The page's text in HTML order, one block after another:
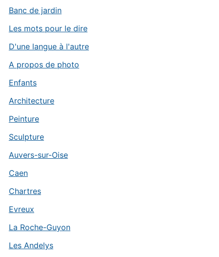
Banc de jardin
Les mots pour le dire
D'une langue à l'autre
A propos de photo
Enfants
Architecture
Peinture
Sculpture
Auvers-sur-Oise
Caen
Chartres
Evreux
La Roche-Guyon
Les Andelys